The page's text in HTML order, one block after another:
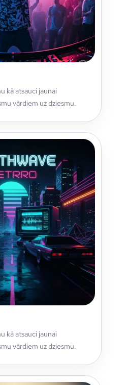
kā atsauci jaunai
vārdiem uz dziesmu.
kā atsauci jaunai
vārdiem uz dziesmu.